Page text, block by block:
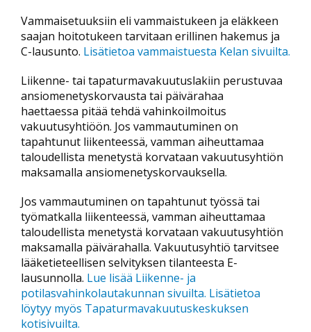
Vammaisetuuksiin eli vammaistukeen ja eläkkeen
saajan hoitotukeen tarvitaan erillinen hakemus ja
C-lausunto. Lisätietoa vammaistuesta Kelan sivuilta.
Liikenne- tai tapaturmavakuutuslakiin perustuvaa
ansiomenetyskorvausta tai päivärahaa
haettaessa pitää tehdä vahinkoilmoitus
vakuutusyhtiöön. Jos vammautuminen on
tapahtunut liikenteessä, vamman aiheuttamaa
taloudellista menetystä korvataan vakuutusyhtiön
maksamalla ansiomenetyskorvauksella.
Jos vammautuminen on tapahtunut työssä tai
työmatkalla liikenteessä, vamman aiheuttamaa
taloudellista menetystä korvataan vakuutusyhtiön
maksamalla päivärahalla. Vakuutusyhtiö tarvitsee
lääketieteellisen selvityksen tilanteesta E-
lausunnolla. Lue lisää Liikenne- ja
potilasvahinkolautakunnan sivuilta. Lisätietoa
löytyy myös Tapaturmavakuutuskeskuksen
kotisivuilta.